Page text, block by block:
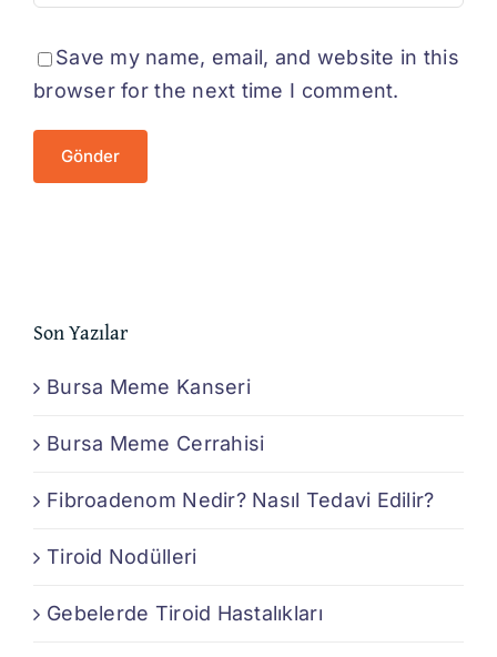
Save my name, email, and website in this
browser for the next time I comment.
Son Yazılar
Bursa Meme Kanseri
Bursa Meme Cerrahisi
Fibroadenom Nedir? Nasıl Tedavi Edilir?
Tiroid Nodülleri
Gebelerde Tiroid Hastalıkları